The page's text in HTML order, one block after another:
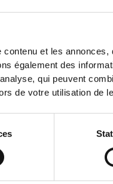
et les
également des
qui peuvent
de votre utilisation de
sont
plus